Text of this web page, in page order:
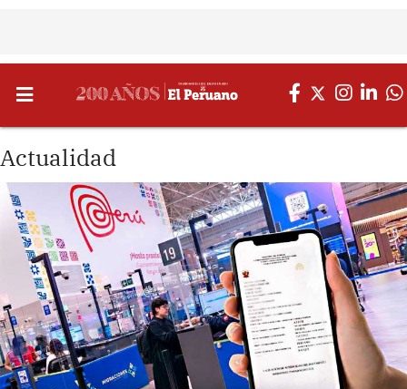
Actualidad